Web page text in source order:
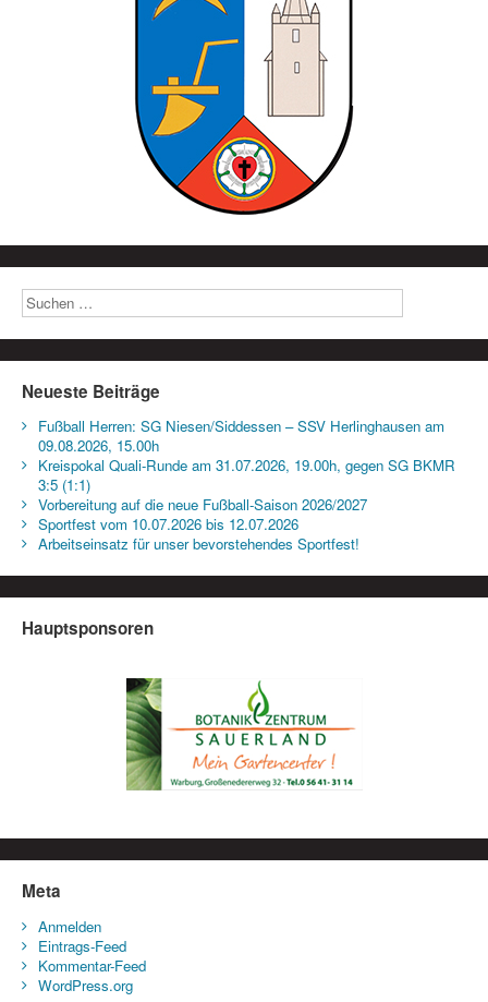
Neueste Beiträge
Fußball Herren: SG Niesen/Siddessen – SSV Herlinghausen am
09.08.2026, 15.00h
Kreispokal Quali-Runde am 31.07.2026, 19.00h, gegen SG BKMR
3:5 (1:1)
Vorbereitung auf die neue Fußball-Saison 2026/2027
Sportfest vom 10.07.2026 bis 12.07.2026
Arbeitseinsatz für unser bevorstehendes Sportfest!
Hauptsponsoren
Meta
Anmelden
Eintrags-Feed
Kommentar-Feed
WordPress.org